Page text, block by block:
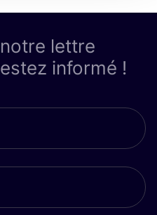
lettre
informé !